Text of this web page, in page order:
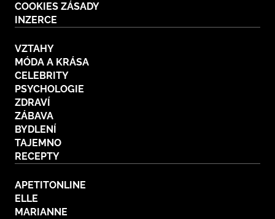
COOKIES ZÁSADY
INZERCE
VZTAHY
MÓDA A KRÁSA
CELEBRITY
PSYCHOLOGIE
ZDRAVÍ
ZÁBAVA
BYDLENÍ
TAJEMNO
RECEPTY
APETITONLINE
ELLE
MARIANNE